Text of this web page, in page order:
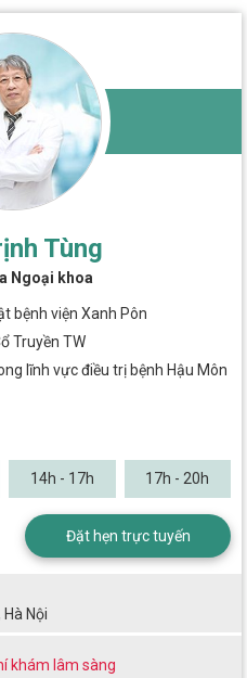
Tùng
Ngoại khoa
bệnh viện Xanh Pôn
Truyền TW
lĩnh vực điều trị bệnh Hậu Môn
14h - 17h 17h - 20h
Đặt hẹn trực tuyến
Nội
khám lâm sàng